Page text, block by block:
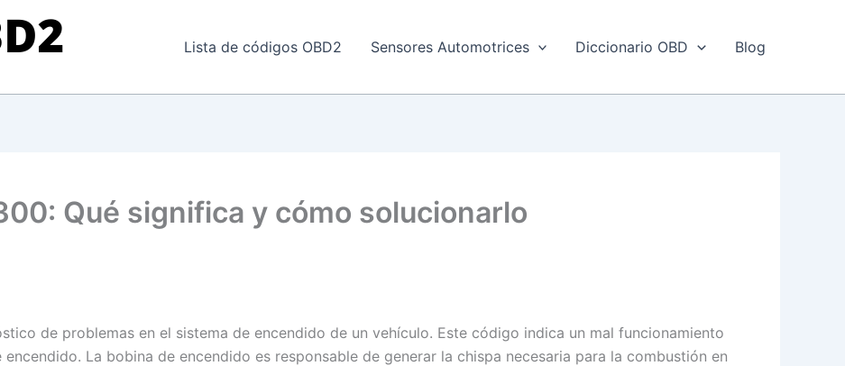
Lista de códigos OBD2 Sensores Automotrices Diccionario OBD Blog
Qué significa y cómo solucionarlo
de problemas en el sistema de encendido de un vehículo. Este código indica un mal funcionamiento
La bobina de encendido es responsable de generar la chispa necesaria para la combustión en